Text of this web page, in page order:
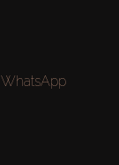
WhatsApp